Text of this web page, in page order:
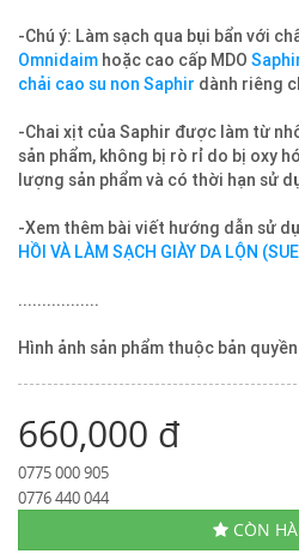
-Chú ý: Làm sạch qua bụi bẩn với
Omnidaim hoặc cao cấp MDO
chải cao su non Saphir dành riêng
-Chai xịt của Saphir được làm từ
sản phẩm, không bị rò rỉ do bị oxy
lượng sản phẩm và có thời hạn sử
-Xem thêm bài viết hướng dẫn sử
HỒI VÀ LÀM SẠCH GIÀY DA LỘN
.................
Hình ảnh sản phẩm thuộc bản
660,000 đ
0775 000 905
0776 440 044
CÒN